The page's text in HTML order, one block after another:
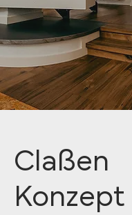
Claßen
Konzept